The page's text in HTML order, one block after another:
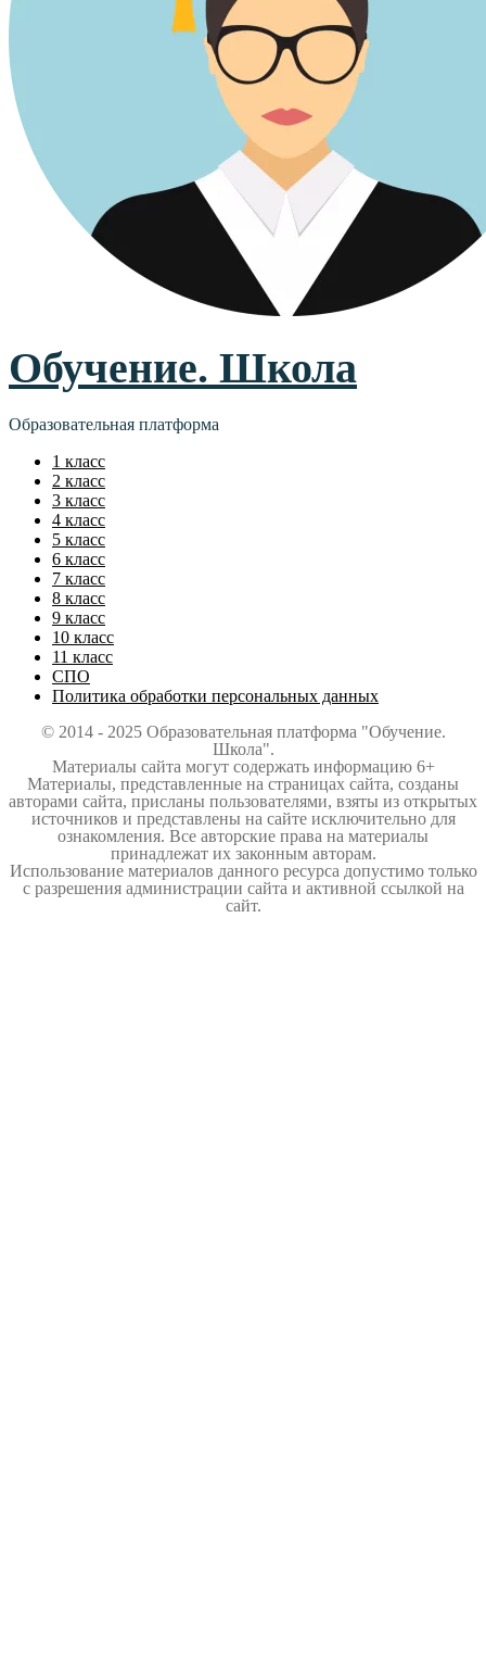
Обучение. Школа
Образовательная платформа
1 класс
2 класс
3 класс
4 класс
5 класс
6 класс
7 класс
8 класс
9 класс
10 класс
11 класс
СПО
Политика обработки персональных данных
© 2014 - 2025 Образовательная платформа "Обучение.
Школа".
Материалы сайта могут содержать информацию 6+
Материалы, представленные на страницах сайта, созданы
авторами сайта, присланы пользователями, взяты из открытых
источников и представлены на сайте исключительно для
ознакомления. Все авторские права на материалы
принадлежат их законным авторам.
Использование материалов данного ресурса допустимо только
с разрешения администрации сайта и активной ссылкой на
сайт.